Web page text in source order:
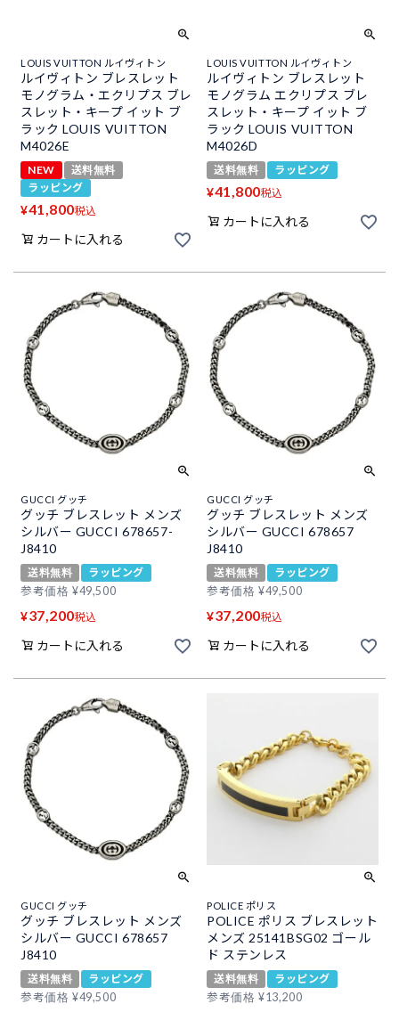
LOUIS VUITTON ルイヴィトン
ルイヴィトン ブレスレット
モノグラム・エクリプス ブレ
スレット・キープ イット ブ
ラック LOUIS VUITTON
M4026E
NEW
送料無料
ラッピング
¥41,800税込
カートに入れる
LOUIS VUITTON ルイヴィトン
ルイヴィトン ブレスレット
モノグラム エクリプス ブレ
スレット・キープ イット ブ
ラック LOUIS VUITTON
M4026D
送料無料 ラッピング
¥41,800税込
カートに入れる
GUCCI グッチ
グッチ ブレスレット メンズ
シルバー GUCCI 678657-
J8410
送料無料
ラッピング
参考価格 ¥49,500
¥37,200税込
カートに入れる
GUCCI グッチ
グッチ ブレスレット メンズ
シルバー GUCCI 678657
J8410
送料無料
ラッピング
参考価格 ¥49,500
¥37,200税込
カートに入れる
GUCCI グッチ
グッチ ブレスレット メンズ
シルバー GUCCI 678657
J8410
送料無料
ラッピング
参考価格 ¥49,500
POLICE ポリス
POLICE ポリス ブレスレット
メンズ 25141BSG02 ゴール
ド ステンレス
送料無料
ラッピング
参考価格 ¥13,200